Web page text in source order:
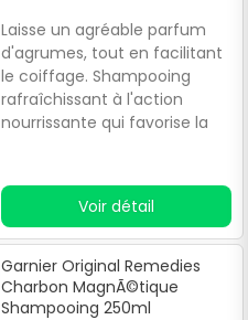
Laisse un agréable parfum
d'agrumes, tout en facilitant
le coiffage. Shampooing
rafraîchissant à l'action
nourrissante qui favorise la
dermatologiquement.
Voir détail
Garnier Original Remedies
Charbon MagnÃ©tique
Shampooing 250ml